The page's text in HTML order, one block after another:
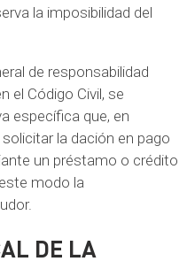
la imposibilidad del
de responsabilidad
el Código Civil, se
específica que, en
la dación en pago
un préstamo o crédito
modo la
DE LA